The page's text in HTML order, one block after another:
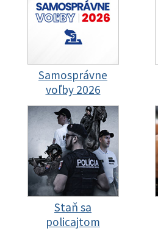
Samosprávne
voľby 2026
Staň sa
policajtom